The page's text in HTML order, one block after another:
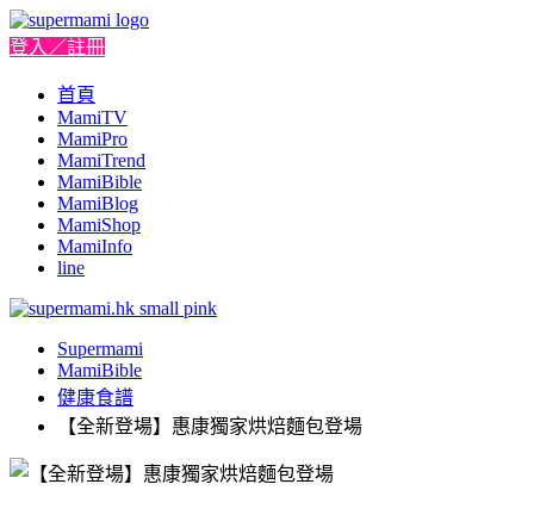
登入／註冊
首頁
MamiTV
MamiPro
MamiTrend
MamiBible
MamiBlog
MamiShop
MamiInfo
line
Supermami
MamiBible
健康食譜
【全新登場】惠康獨家烘焙麵包登場